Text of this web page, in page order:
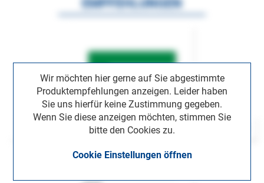
Wir möchten hier gerne auf Sie abgestimmte
Produktempfehlungen anzeigen. Leider haben
Sie uns hierfür keine Zustimmung gegeben.
Wenn Sie diese anzeigen möchten, stimmen Sie
bitte den Cookies zu.
Cookie Einstellungen öffnen
EMPFEHLUNGEN